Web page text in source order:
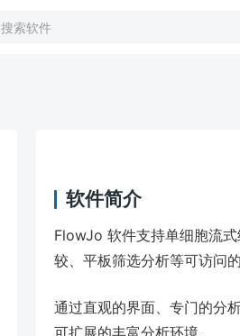
软件简介
FlowJo 软件支持单细胞流
较、平板筛选分析等可访问
通过直观的界面、专门的分